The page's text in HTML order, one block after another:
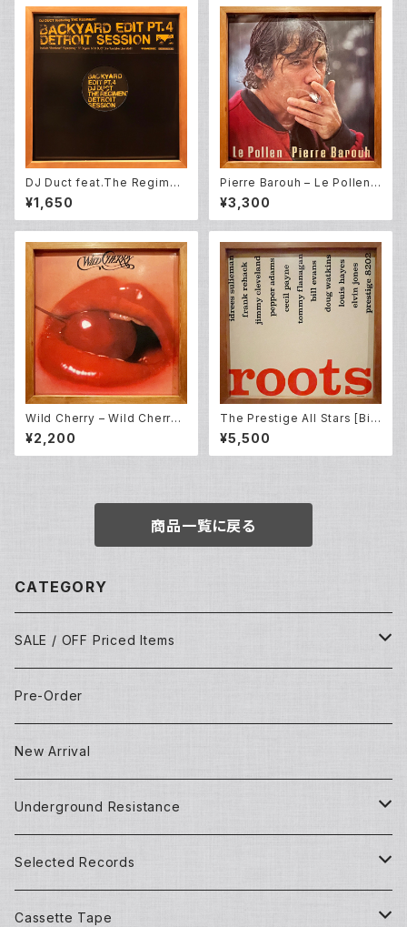
DJ Duct feat.The Regimen
t ‎– Backyard Edit Pt.4 - Det
roit Session (12EP)
¥1,650
Pierre Barouh – Le Pollen
(LP)
¥3,300
Wild Cherry – Wild Cherry
(LP)
¥2,200
The Prestige All Stars [Bill
Evans, Cecil Payne, Doug
Watkins, Elvin Jones, Fran
k Rehak, Idrees Sulieman,
an] – Roots (LP)
¥5,500
商品一覧に戻る
CATEGORY
SALE / OFF Priced Items
Dead Stocks
Techno/House/Dance Music
Used Items
Techno/House/Dance Music
Pre-Order
New Arrival
Underground Resistance
New Records
Used Records
Selected Records
New Records
Cassette Tape